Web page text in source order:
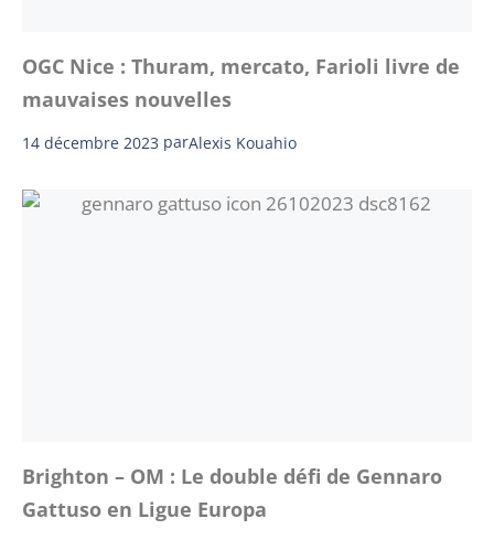
OGC Nice : Thuram, mercato, Farioli livre de
mauvaises nouvelles
14 décembre 2023 parAlexis Kouahio
Brighton – OM : Le double défi de Gennaro
Gattuso en Ligue Europa